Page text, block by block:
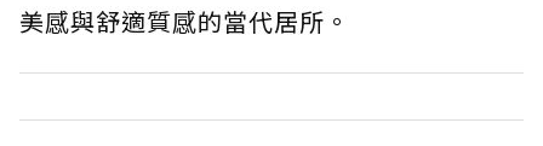
美感與舒適質感的當代居所。